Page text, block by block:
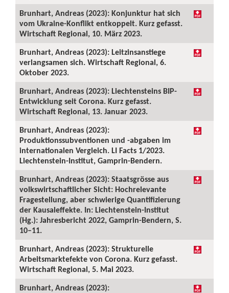
Brunhart, Andreas (2023): Konjunktur hat sich
vom Ukraine-Konflikt entkoppelt. Kurz gefasst.
Wirtschaft Regional, 10. März 2023.
Brunhart, Andreas (2023): Leitzinsanstiege
verlangsamen sich. Wirtschaft Regional, 6.
Oktober 2023.
Brunhart, Andreas (2023): Liechtensteins BIP-
Entwicklung seit Corona. Kurz gefasst.
Wirtschaft Regional, 13. Januar 2023.
Brunhart, Andreas (2023):
Produktionssubventionen und -abgaben im
internationalen Vergleich. LI Facts 1/2023.
Liechtenstein-Institut, Gamprin-Bendern.
Brunhart, Andreas (2023): Staatsgrösse aus
volkswirtschaftlicher Sicht: Hochrelevante
Fragestellung, aber schwierige Quantifizierung
der Kausaleffekte. In: Liechtenstein-Institut
(Hg.): Jahresbericht 2022, Gamprin-Bendern, S.
10–11.
Brunhart, Andreas (2023): Strukturelle
Arbeitsmarktefekte von Corona. Kurz gefasst.
Wirtschaft Regional, 5. Mai 2023.
Brunhart, Andreas (2023):